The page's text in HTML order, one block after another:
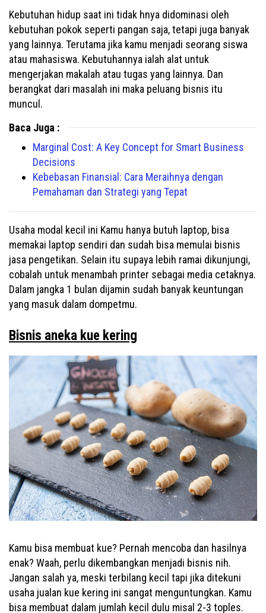
Kebutuhan hidup saat ini tidak hnya didominasi oleh
kebutuhan pokok seperti pangan saja, tetapi juga banyak
yang lainnya. Terutama jika kamu menjadi seorang siswa
atau mahasiswa. Kebutuhannya ialah alat untuk
mengerjakan makalah atau tugas yang lainnya. Dan
berangkat dari masalah ini maka peluang bisnis itu
muncul.
Baca Juga :
Marginal Cost: A Key Concept for Smart Business
Decisions
Kebebasan Finansial: Cara Meraihnya dengan
Pemahaman dan Strategi yang Tepat
Usaha modal kecil ini Kamu hanya butuh laptop, bisa
memakai laptop sendiri dan sudah bisa memulai bisnis
jasa pengetikan. Selain itu supaya lebih ramai dikunjungi,
cobalah untuk menambah printer sebagai media cetaknya.
Dalam jangka 1 bulan dijamin sudah banyak keuntungan
yang masuk dalam dompetmu.
Bisnis aneka kue kering
Kamu bisa membuat kue? Pernah mencoba dan hasilnya
enak? Waah, perlu dikembangkan menjadi bisnis nih.
Jangan salah ya, meski terbilang kecil tapi jika ditekuni
usaha jualan kue kering ini sangat menguntungkan. Kamu
bisa membuat dalam jumlah kecil dulu misal 2-3 toples.